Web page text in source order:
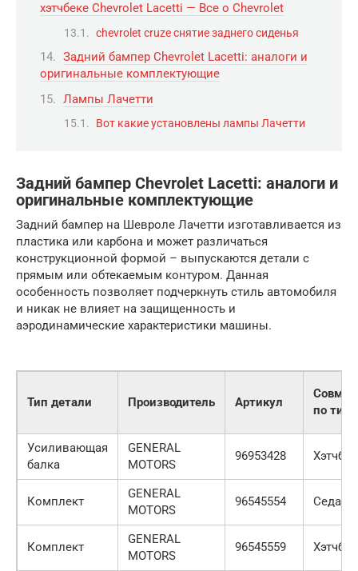
хэтчбеке Chevrolet Lacetti — Все о Chevrolet
chevrolet cruze снятие заднего сиденья
Задний бампер Chevrolet Lacetti: аналоги и
оригинальные комплектующие
Лампы Лачетти
Вот какие установлены лампы Лачетти
Задний бампер Chevrolet Lacetti: аналоги и
оригинальные комплектующие
Задний бампер на Шевроле Лачетти изготавливается из
пластика или карбона и может различаться
конструкционной формой – выпускаются детали с
прямым или обтекаемым контуром. Данная
особенность позволяет подчеркнуть стиль автомобиля
и никак не влияет на защищенность и
аэродинамические характеристики машины.
Тип детали Производитель Артикул
по
Усиливающая
балка
GENERAL
MOTORS
96953428 Хэтчбек
Комплект
GENERAL
MOTORS
96545554 Седан
Комплект
GENERAL
MOTORS
96545559 Хэтчбек